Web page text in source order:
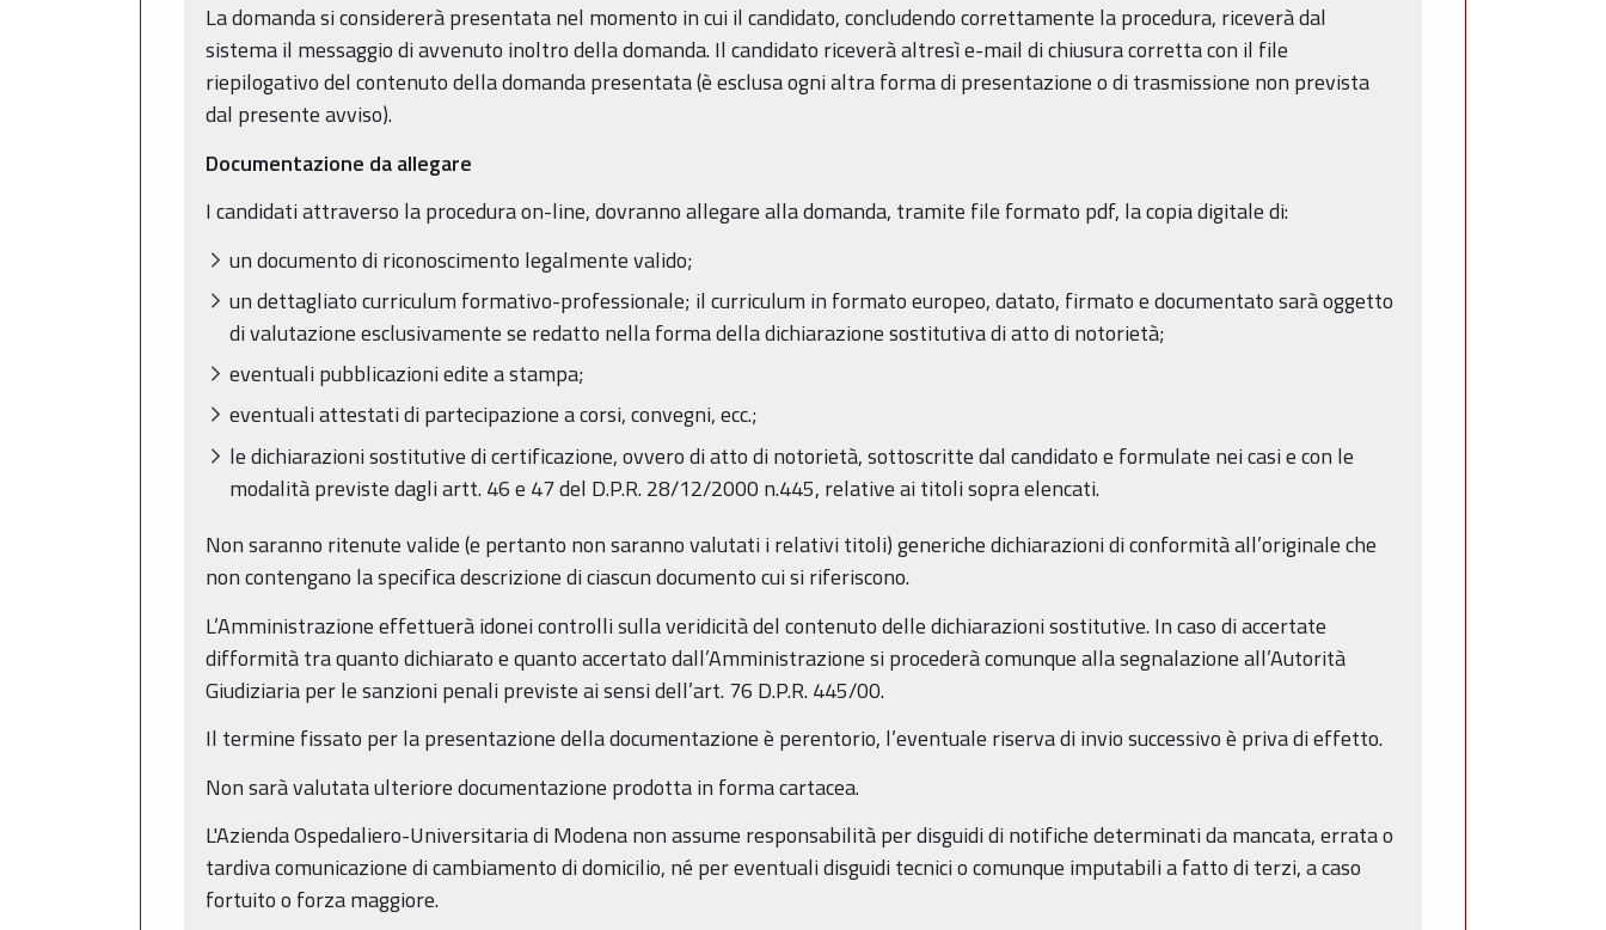
La domanda si considererà presentata nel momento in cui il candidato, concludendo correttamente la procedura, riceverà dal
sistema il messaggio di avvenuto inoltro della domanda. Il candidato riceverà altresì e-mail di chiusura corretta con il file
riepilogativo del contenuto della domanda presentata (è esclusa ogni altra forma di presentazione o di trasmissione non prevista
dal presente avviso).
Documentazione da allegare
I candidati attraverso la procedura on-line, dovranno allegare alla domanda, tramite file formato pdf, la copia digitale di:
un documento di riconoscimento legalmente valido;
un dettagliato curriculum formativo-professionale; il curriculum in formato europeo, datato, firmato e documentato sarà oggetto
di valutazione esclusivamente se redatto nella forma della dichiarazione sostitutiva di atto di notorietà;
eventuali pubblicazioni edite a stampa;
eventuali attestati di partecipazione a corsi, convegni, ecc.;
le dichiarazioni sostitutive di certificazione, ovvero di atto di notorietà, sottoscritte dal candidato e formulate nei casi e con le
modalità previste dagli artt. 46 e 47 del D.P.R. 28/12/2000 n.445, relative ai titoli sopra elencati.
Non saranno ritenute valide (e pertanto non saranno valutati i relativi titoli) generiche dichiarazioni di conformità all’originale che
non contengano la specifica descrizione di ciascun documento cui si riferiscono.
L’Amministrazione effettuerà idonei controlli sulla veridicità del contenuto delle dichiarazioni sostitutive. In caso di accertate
difformità tra quanto dichiarato e quanto accertato dall’Amministrazione si procederà comunque alla segnalazione all’Autorità
Giudiziaria per le sanzioni penali previste ai sensi dell’art. 76 D.P.R. 445/00.
Il termine fissato per la presentazione della documentazione è perentorio, l’eventuale riserva di invio successivo è priva di effetto.
Non sarà valutata ulteriore documentazione prodotta in forma cartacea.
L'Azienda Ospedaliero-Universitaria di Modena non assume responsabilità per disguidi di notifiche determinati da mancata, errata o
tardiva comunicazione di cambiamento di domicilio, né per eventuali disguidi tecnici o comunque imputabili a fatto di terzi, a caso
fortuito o forza maggiore.